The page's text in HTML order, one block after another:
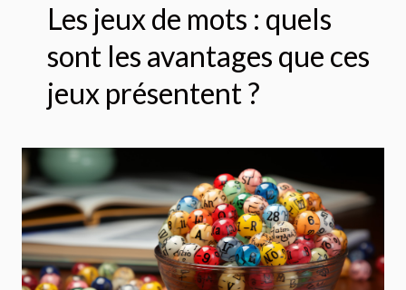
Les jeux de mots : quels
sont les avantages que ces
jeux présentent ?